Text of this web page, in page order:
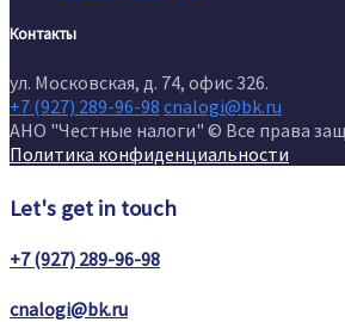
Контакты
ул. Московская, д. 74, офис 326.
+7 (927) 289-96-98 cnalogi@bk.ru
АНО "Честные налоги" © Все права
Политика конфиденциальности
Let's get in touch
+7 (927) 289-96-98
cnalogi@bk.ru